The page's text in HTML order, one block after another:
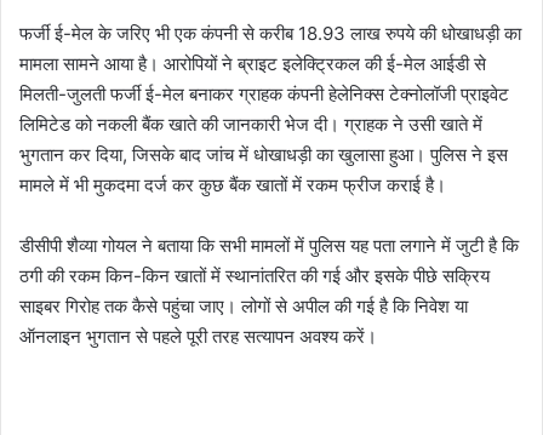
फर्जी ई-मेल के जरिए भी एक कंपनी से करीब 18.93 लाख रुपये की धोखाधड़ी का
मामला सामने आया है। आरोपियों ने ब्राइट इलेक्ट्रिकल की ई-मेल आईडी से
मिलती-जुलती फर्जी ई-मेल बनाकर ग्राहक कंपनी हेलेनिक्स टेक्नोलॉजी प्राइवेट
लिमिटेड को नकली बैंक खाते की जानकारी भेज दी। ग्राहक ने उसी खाते में
भुगतान कर दिया, जिसके बाद जांच में धोखाधड़ी का खुलासा हुआ। पुलिस ने इस
मामले में भी मुकदमा दर्ज कर कुछ बैंक खातों में रकम फ्रीज कराई है।
डीसीपी शैव्या गोयल ने बताया कि सभी मामलों में पुलिस यह पता लगाने में जुटी है कि
ठगी की रकम किन-किन खातों में स्थानांतरित की गई और इसके पीछे सक्रिय
साइबर गिरोह तक कैसे पहुंचा जाए। लोगों से अपील की गई है कि निवेश या
ऑनलाइन भुगतान से पहले पूरी तरह सत्यापन अवश्य करें।